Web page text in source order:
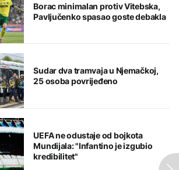
Borac minimalan protiv Vitebska,
Pavljučenko spasao goste debakla
Sudar dva tramvaja u Njemačkoj,
25 osoba povrijeđeno
UEFA ne odustaje od bojkota
Mundijala: "Infantino je izgubio
kredibilitet"